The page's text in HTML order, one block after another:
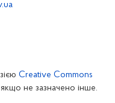
Creative Commons
якщо не зазначено інше.